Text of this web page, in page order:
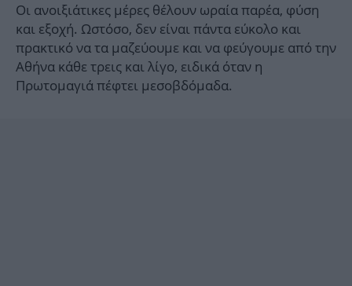
Οι ανοιξιάτικες μέρες θέλουν ωραία παρέα, φύση
και εξοχή. Ωστόσο, δεν είναι πάντα εύκολο και
πρακτικό να τα μαζεύουμε και να φεύγουμε από την
Αθήνα κάθε τρεις και λίγο, ειδικά όταν η
Πρωτομαγιά πέφτει μεσοβδόμαδα.